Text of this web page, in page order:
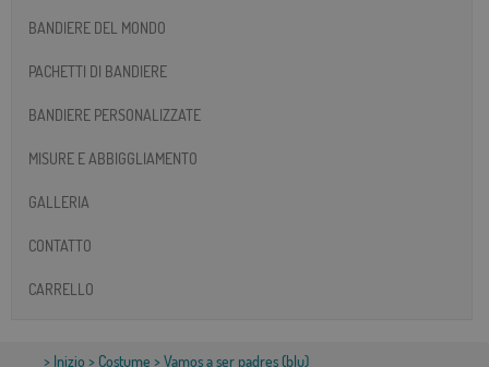
BANDIERE DEL MONDO
PACHETTI DI BANDIERE
BANDIERE PERSONALIZZATE
MISURE E ABBIGGLIAMENTO
GALLERIA
CONTATTO
CARRELLO
> Inizio > Costume > Vamos a ser padres (blu)